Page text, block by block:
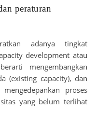
peraturan
adanya tingkat
development atau
mengembangkan
capacity), dan
proses
yang belum terlihat